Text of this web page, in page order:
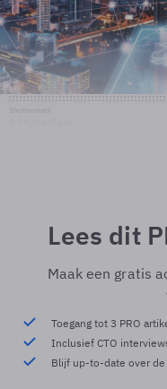
Lees dit
Maak een gratis
Toegang tot 3 PRO
Inclusief CTO
Blijf up-to-date over